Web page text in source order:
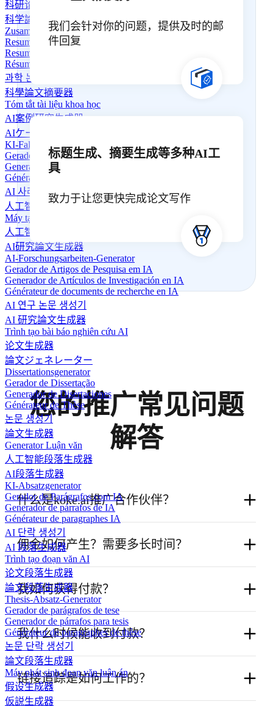
科研论文摘要生成器
科学論文要約ツール
Zusammenfasser wissenschaftlicher Arbeiten
Resumidor de Artigos Científicos
Resumidor de Artículos Científicos
Résumé de Papier Scientifique
과학 논문 요약기
科學論文摘要器
Tóm tắt tài liệu khoa học
AI案例研究生成器
AIケーススタディ生成器
KI-Fallstudien-Generator
Gerador de Estudo de Caso em IA
Generador de estudios de caso con IA
Générateur d'études de cas IA
AI 사례 연구 생성기
人工智慧案例研究生成器
Máy tạo nghiên cứu điển hình AI
人工智能研究论文生成器
AI研究論文生成器
AI-Forschungsarbeiten-Generator
Gerador de Artigos de Pesquisa em IA
Generador de Artículos de Investigación en IA
Générateur de documents de recherche en IA
AI 연구 논문 생성기
AI 研究論文生成器
Trình tạo bài báo nghiên cứu AI
论文生成器
論文ジェネレーター
Dissertationsgenerator
Gerador de Dissertação
Generador de Disertaciones
Générateur de Thèse
논문 생성기
論文生成器
Generator Luận văn
人工智能段落生成器
AI段落生成器
KI-Absatzgenerator
Gerador de Parágrafos com IA
Generador de párrafos de IA
Générateur de paragraphes IA
AI 단락 생성기
AI 段落生成器
Trình tạo đoạn văn AI
论文段落生成器
論文段落生成器
Thesis-Absatz-Generator
Gerador de parágrafos de tese
Generador de párrafos para tesis
Générateur de paragraphes de thèse
논문 단락 생성기
論文段落生成器
Máy phát sinh đoạn văn luận án
假设生成器
仮説生成器
我们会针对你的问题，提供及时的邮
件回复
标题生成、摘要生成等多种AI工
具
致力于让您更快完成论文写作
您的推广常见问题
解答
什么是koke.ai推广合作伙伴？
如果你正在使用 Koke AI，并希望向朋友、学生、
同事或受众推荐它的学术写作、引用和研究工
具，你就可以成为 Koke AI 联盟伙伴。
为什么不利用您的影响力或资源来赚取现金奖励
呢？
佣金如何产生？需要多长时间？
当客户支付会员费时，会产生未确认佣金。
未确认佣金在30天后变为确认佣金。
我如何获得付款？
我们主要使用PayPal支付佣金。（非PayPal地区将
使用其他方式，如payoneer等）
我什么时候能收到付款？
我们将在每月20日向所有推广者支付超过50美元
的佣金。
链接追踪是如何工作的？